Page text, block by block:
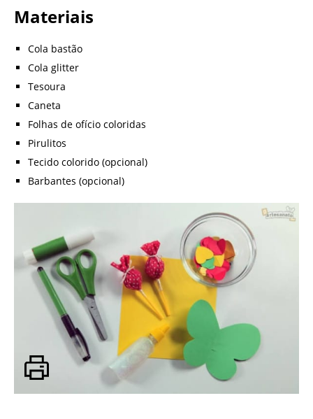
Materiais
Cola bastão
Cola glitter
Tesoura
Caneta
Folhas de ofício coloridas
Pirulitos
Tecido colorido (opcional)
Barbantes (opcional)